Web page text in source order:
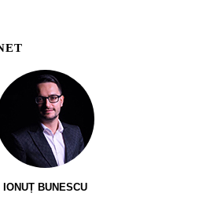
IONUȚ BUNESCU